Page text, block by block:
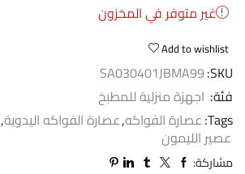
غير متوفر في المخزون
Add to wishlist
SKU:
SA030401JBMA99
فئة: اجهزة منزلية للمطبخ
Tags: عصارة الفواكه,عصارة الفواكه اليدوية,
عصير الليمون
مشاركة: